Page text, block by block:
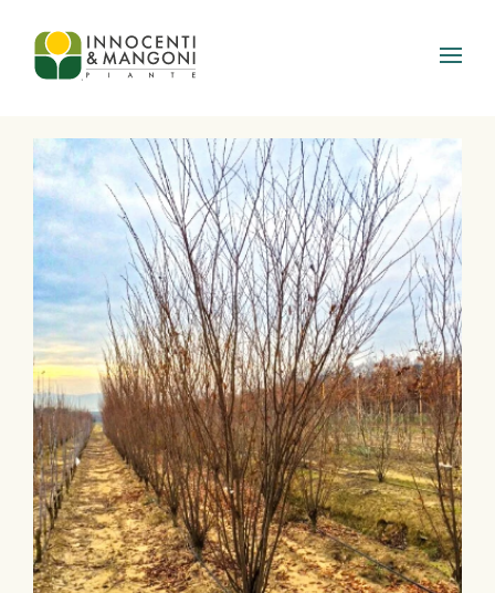
Skip to main content